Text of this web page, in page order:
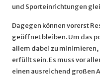
und Sporteinrichtungen
Dagegen können vorerst
geöffnet bleiben. Um das
allem dabei zu
erfüllt sein. Es muss vor
einen ausreichend großen